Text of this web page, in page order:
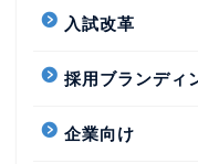
入試改革
採用ブランディ
企業向け